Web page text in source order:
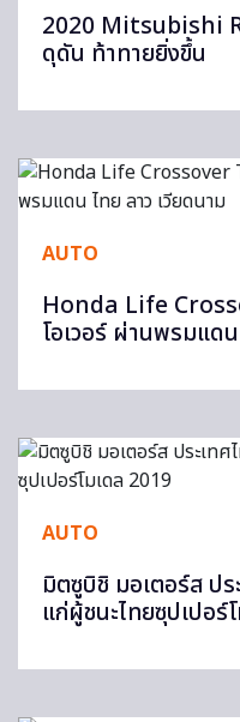
2020 Mitsubishi
ดุดัน ท้าทายยิ่งขึ้น
AUTO
Honda Life
โอเวอร์ ผ่านพรมแด
AUTO
มิตซูบิชิ มอเตอร์ส ป
แก่ผู้ชนะไทยซุปเปอร์